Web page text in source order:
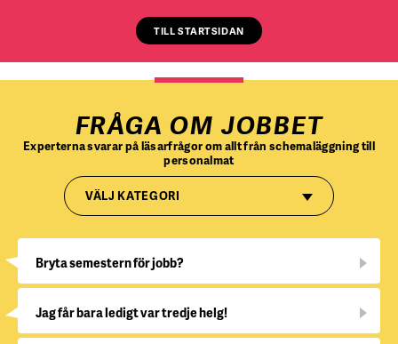
TILL STARTSIDAN
FRÅGA OM JOBBET
Experterna svarar på läsarfrågor om allt från schemaläggning till
personalmat
VÄLJ KATEGORI
Bryta semestern för jobb?
Jag får bara ledigt var tredje helg!